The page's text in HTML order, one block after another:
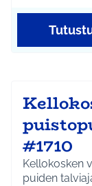
#1710
Kellokosken
puiden